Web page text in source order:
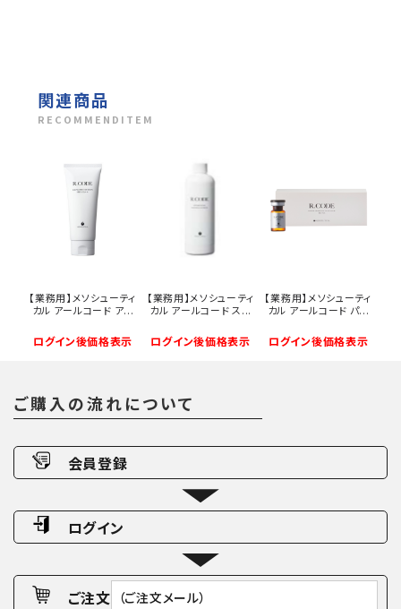
関連商品
RECOMMENDITEM
【業務用】メソシューティ
カル アールコード ア...
ログイン後価格表示
【業務用】メソシューティ
カル アールコード ス...
ログイン後価格表示
【業務用】メソシューティ
カル アールコード パ...
ログイン後価格表示
ご購入の流れについて
会員登録
ログイン
ご注文 （ご注文メール）